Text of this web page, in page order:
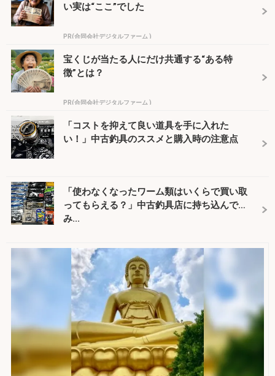
い実は“ここ”でした
PR(合同会社デジタルファーム )
宝くじが当たる人にだけ共通する“ある特
徴”とは？
PR(合同会社デジタルファーム )
「コストを抑えて良い道具を手に入れた
い！」中古釣具のススメと購入時の注意点
「使わなくなったワーム類はいくらで買い取
ってもらえる？」中古釣具店に持ち込んで
み...